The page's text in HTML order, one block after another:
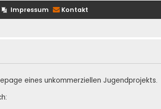
Impressum Kontakt
eines unkommerziellen Jugendprojekts.